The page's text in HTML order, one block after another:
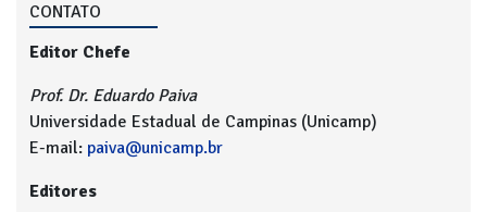
CONTATO
Editor Chefe
Prof. Dr. Eduardo Paiva
Universidade Estadual de Campinas (Unicamp)
E-mail: paiva@unicamp.br
Editores